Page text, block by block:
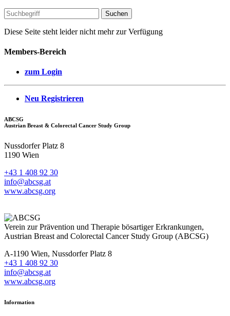
Diese Seite steht leider nicht mehr zur Verfügung
Members-Bereich
zum Login
Neu Registrieren
ABCSG
Austrian Breast & Colorectal Cancer Study Group
Nussdorfer Platz 8
1190 Wien
+43 1 408 92 30
info@abcsg.at
www.abcsg.org
Verein zur Prävention und Therapie bösartiger Erkrankungen,
Austrian Breast and Colorectal Cancer Study Group (ABCSG)
A-1190 Wien, Nussdorfer Platz 8
+43 1 408 92 30
info@abcsg.at
www.abcsg.org
Information